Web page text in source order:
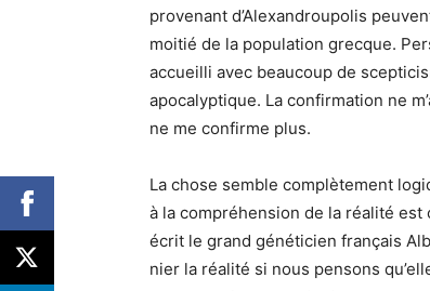
provenant d’Alexandroupolis
moitié de la population grecque.
accueilli avec beaucoup de
apocalyptique. La confirmation ne
ne me confirme plus.
La chose semble complètement
à la compréhension de la réalité
écrit le grand généticien français
nier la réalité si nous pensons